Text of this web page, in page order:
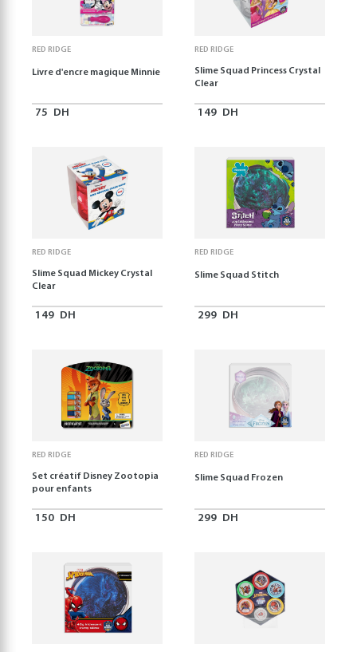
RED RIDGE
Livre d'encre magique Minnie
75 DH
RED RIDGE
Slime Squad Princess Crystal
Clear
149 DH
RED RIDGE
Slime Squad Mickey Crystal
Clear
149 DH
RED RIDGE
Slime Squad Stitch
299 DH
RED RIDGE
Set créatif Disney Zootopia
pour enfants
150 DH
RED RIDGE
Slime Squad Frozen
299 DH